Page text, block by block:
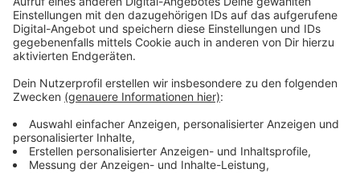
Album erreichte dabei die Nummer zwei der deutschen
Charts.
Nun stehen beide zusammen bei "Komet" im
Rampenlicht und die Single scheint jung und alt zu
verbinden - so zumindest die ersten Reaktionen. Hört
euch den Song hier an.
Anzeige